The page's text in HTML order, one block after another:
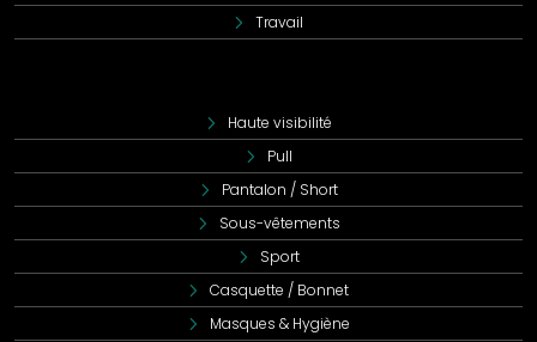
Travail
Haute visibilité
Pull
Pantalon / Short
Sous-vêtements
Sport
Casquette / Bonnet
Masques & Hygiène